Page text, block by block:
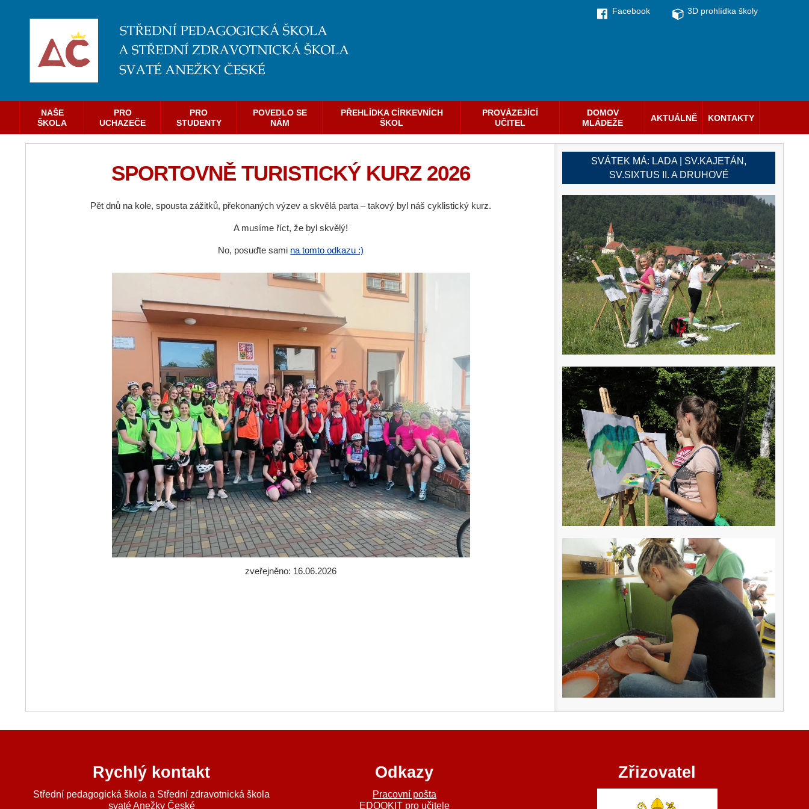
SPORTOVNĚ TURISTICKÝ KURZ 2026
Pět dnů na kole, spousta zážitků, překonaných výzev a skvělá parta – takový byl náš cyklistický kurz.
A musíme říct, že byl skvělý!
No, posuďte sami na tomto odkazu :)
zveřejněno: 16.06.2026
SVÁTEK MÁ: LADA | SV.KAJETÁN,
SV.SIXTUS II. A DRUHOVÉ
Rychlý kontakt
Střední pedagogická škola a Střední zdravotnická škola
svaté Anežky České
Odkazy
Pracovní pošta
EDOOKIT pro učitele
Zřizovatel
Facebook 3D prohlídka školy
NAŠE
ŠKOLA
PRO
UCHAZEČE
PRO
STUDENTY
POVEDLO SE
NÁM
PŘEHLÍDKA CÍRKEVNÍCH
ŠKOL
PROVÁZEJÍCÍ
UČITEL
DOMOV
MLÁDEŽE
AKTUÁLNĚ KONTAKTY